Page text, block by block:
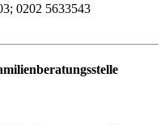
0202 5633543